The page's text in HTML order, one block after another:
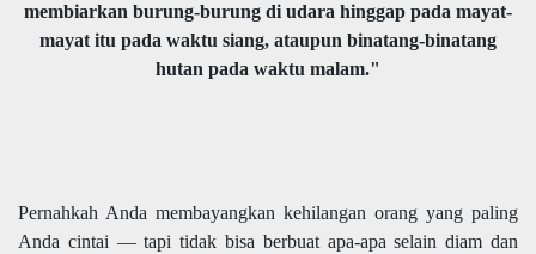
membiarkan burung-burung di udara hinggap pada mayat-
mayat itu pada waktu siang, ataupun binatang-binatang
hutan pada waktu malam."
Pernahkah Anda membayangkan kehilangan orang yang paling
Anda cintai — tapi tidak bisa berbuat apa-apa selain diam dan